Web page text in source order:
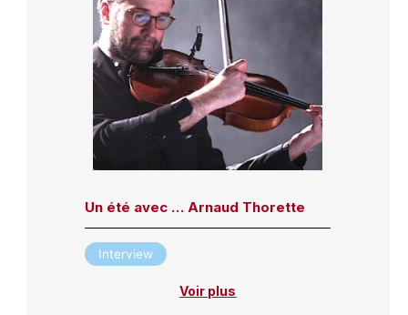
Un été avec … Arnaud Thorette
Interview
Voir plus